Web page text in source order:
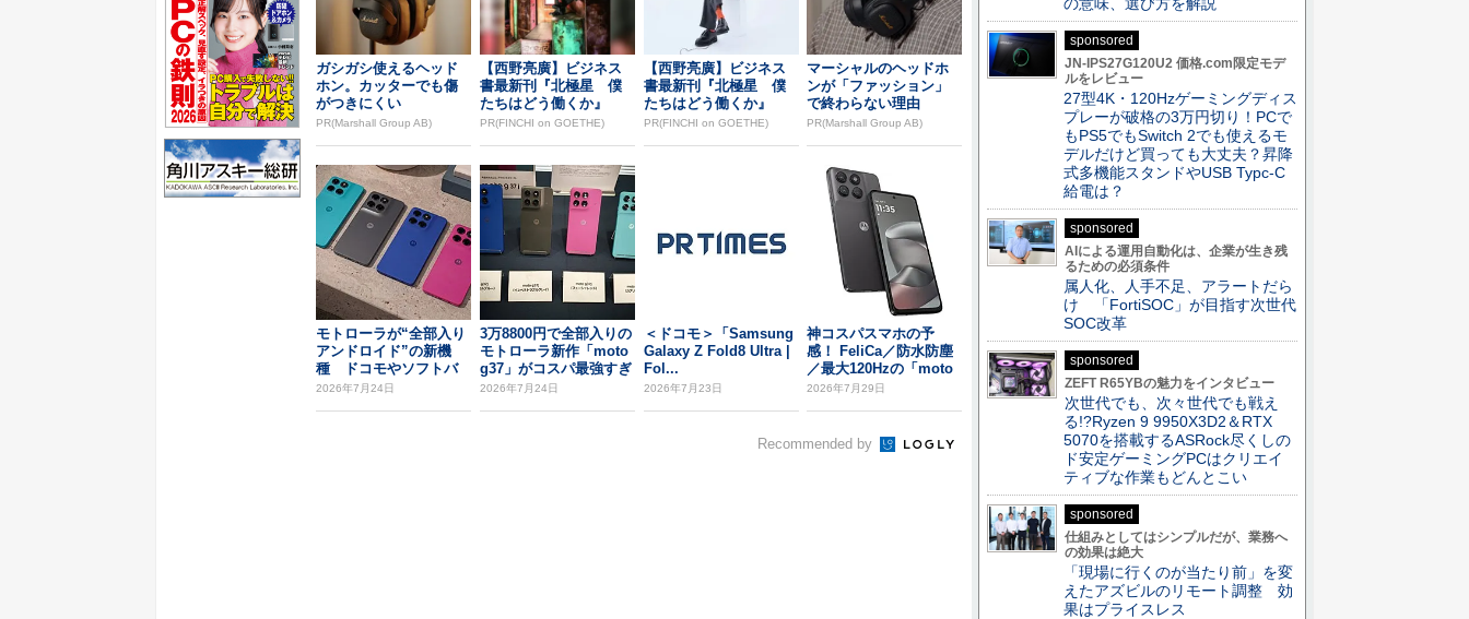
ガシガシ使えるヘッド
ホン。カッターでも傷
がつきにくい
PR(Marshall Group AB)
【西野亮廣】ビジネス
書最新刊『北極星 僕
たちはどう働くか』
PR(FINCHI on GOETHE)
【西野亮廣】ビジネス
書最新刊『北極星 僕
たちはどう働くか』
PR(FINCHI on GOETHE)
マーシャルのヘッドホ
ンが「ファッション」
で終わらない理由
PR(Marshall Group AB)
モトローラが“全部入り
アンドロイド”の新機
種 ドコモやソフトバ
ンクでは8GBメモ...
2026年7月24日
3万8800円で全部入りの
モトローラ新作「moto
g37」がコスパ最強すぎ
る
2026年7月24日
＜ドコモ＞「Samsung
Galaxy Z Fold8 Ultra |
Fol...
2026年7月23日
神コスパスマホの予
感！ FeliCa／防水防塵
／最大120Hzの「moto
g3...
2026年7月29日
Recommended by
sponsored
JN-IPS27G120U2 価格.com限定モデ
ルをレビュー
27型4K・120Hzゲーミングディス
プレーが破格の3万円切り！PCで
もPS5でもSwitch 2でも使えるモ
デルだけど買っても大丈夫？昇降
式多機能スタンドやUSB Typc-C
給電は？
sponsored
AIによる運用自動化は、企業が生き残
るための必須条件
属人化、人手不足、アラートだら
け 「FortiSOC」が目指す次世代
SOC改革
sponsored
ZEFT R65YBの魅力をインタビュー
次世代でも、次々世代でも戦え
る!?Ryzen 9 9950X3D2＆RTX
5070を搭載するASRock尽くしの
ド安定ゲーミングPCはクリエイ
ティブな作業もどんとこい
sponsored
仕組みとしてはシンプルだが、業務へ
の効果は絶大
「現場に行くのが当たり前」を変
えたアズビルのリモート調整 効
果はプライスレス